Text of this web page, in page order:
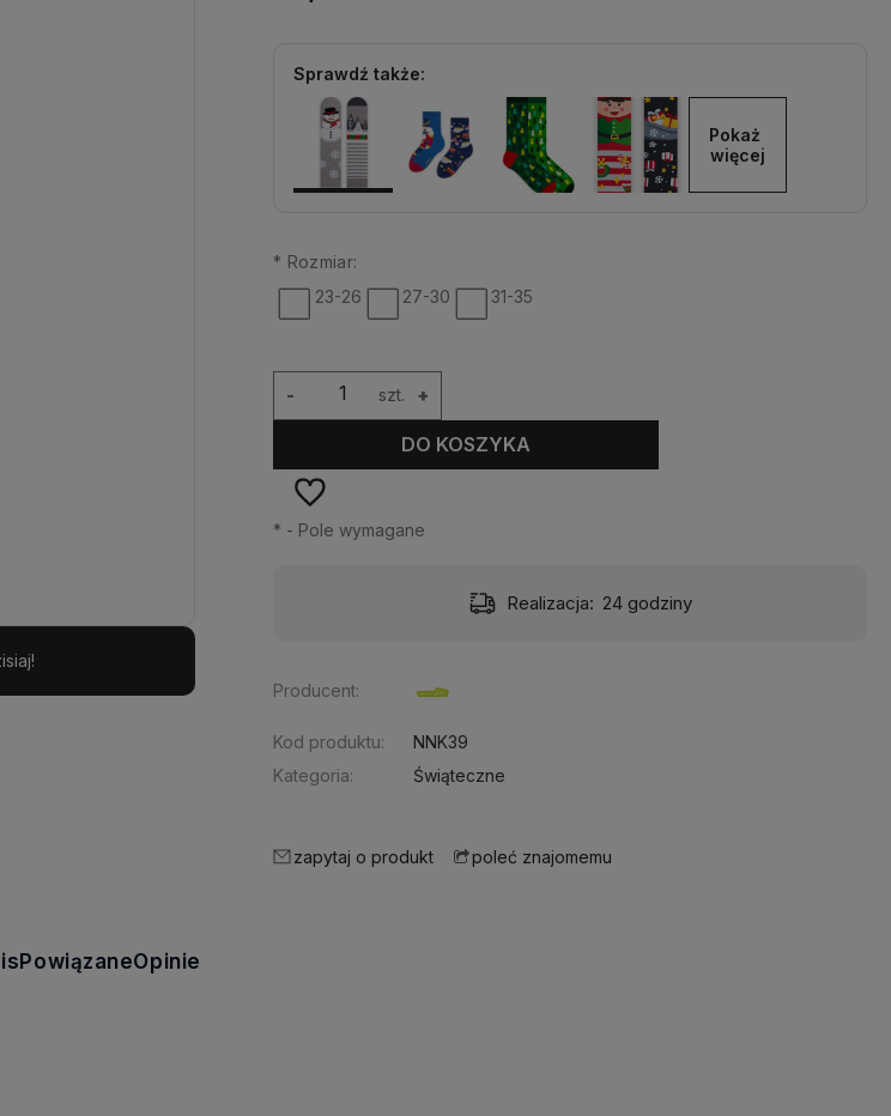
Sprawdź także:
Pokaż
więcej
* Rozmiar:
23-26
27-30 31-35
szt. +
-
DO KOSZYKA
* - Pole wymagane
Realizacja: 24 godziny
Producent:
Kod produktu:
NNK39
Kategoria:
Świąteczne
zapytaj o produkt poleć znajomemu
PowiązaneOpinie